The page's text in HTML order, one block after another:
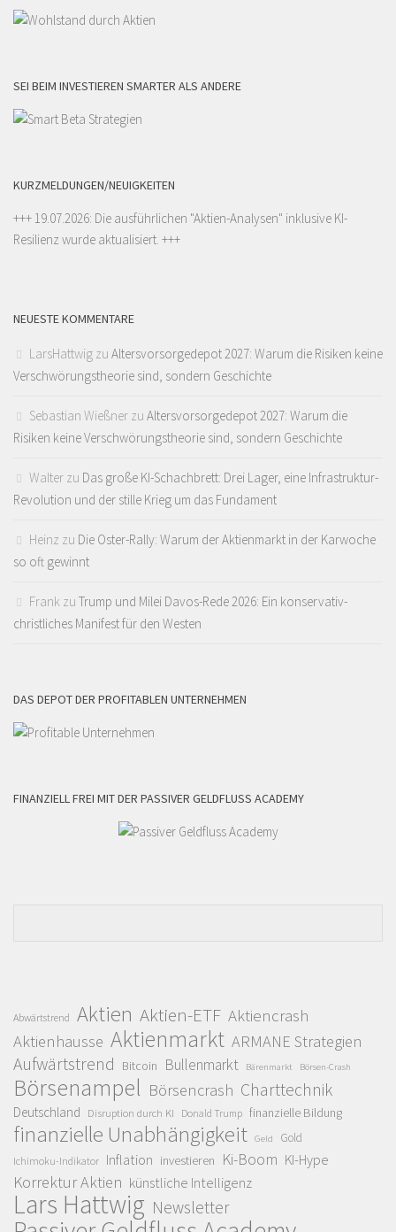
SEI BEIM INVESTIEREN SMARTER ALS ANDERE
KURZMELDUNGEN/NEUIGKEITEN
+++ 19.07.2026: Die ausführlichen "Aktien-Analysen" inklusive KI-
Resilienz wurde aktualisiert. +++
NEUESTE KOMMENTARE
LarsHattwig zu Altersvorsorgedepot 2027: Warum die Risiken keine
Verschwörungstheorie sind, sondern Geschichte
Sebastian Wießner zu Altersvorsorgedepot 2027: Warum die
Risiken keine Verschwörungstheorie sind, sondern Geschichte
Walter zu Das große KI-Schachbrett: Drei Lager, eine Infrastruktur-
Revolution und der stille Krieg um das Fundament
Heinz zu Die Oster-Rally: Warum der Aktienmarkt in der Karwoche
so oft gewinnt
Frank zu Trump und Milei Davos-Rede 2026: Ein konservativ-
christliches Manifest für den Westen
DAS DEPOT DER PROFITABLEN UNTERNEHMEN
FINANZIELL FREI MIT DER PASSIVER GELDFLUSS ACADEMY
Abwärtstrend Aktien Aktien-ETF Aktiencrash
Aktienhausse Aktienmarkt ARMANE Strategien
Aufwärtstrend Bitcoin Bullenmarkt Bärenmarkt Börsen-Crash
Börsenampel Börsencrash Charttechnik
Deutschland Disruption durch KI Donald Trump finanzielle Bildung
finanzielle Unabhängigkeit Geld Gold
Ichimoku-Indikator Inflation investieren Ki-Boom KI-Hype
Korrektur Aktien künstliche Intelligenz
Lars Hattwig Newsletter